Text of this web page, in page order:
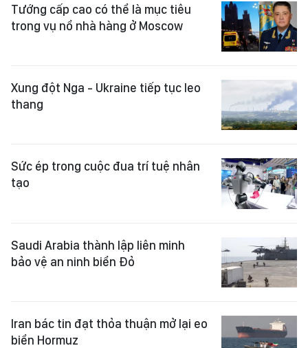
Tướng cấp cao có thể là mục tiêu
trong vụ nổ nhà hàng ở Moscow
Xung đột Nga - Ukraine tiếp tục leo
thang
Sức ép trong cuộc đua trí tuệ nhân
tạo
Saudi Arabia thành lập liên minh
bảo vệ an ninh biển Đỏ
Iran bác tin đạt thỏa thuận mở lại eo
biển Hormuz